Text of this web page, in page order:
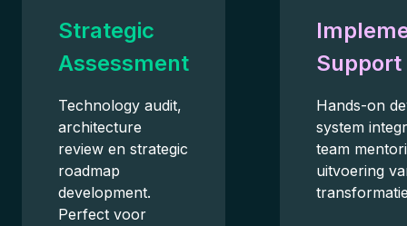
Strategic
Assessment
Technology audit,
architecture
review en strategic
roadmap
development.
Perfect voor
Support
Hands-on
system
team
uitvoering